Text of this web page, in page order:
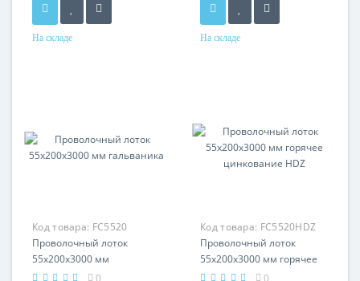
На складе На складе
Код товара: FC5520
Проволочный лоток
55х200х3000 мм
гальваника
0
Код товара: FC5520HDZ
Проволочный лоток
55х200х3000 мм горячее
цинкование HDZ
0